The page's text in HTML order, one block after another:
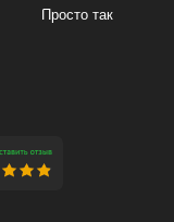
политика